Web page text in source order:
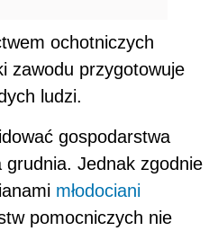
ochotniczych
zawodu przygotowuje
ludzi.
gospodarstwa
Jednak zgodnie
młodociani
pomocniczych nie